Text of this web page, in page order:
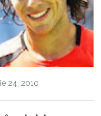
24, 2010